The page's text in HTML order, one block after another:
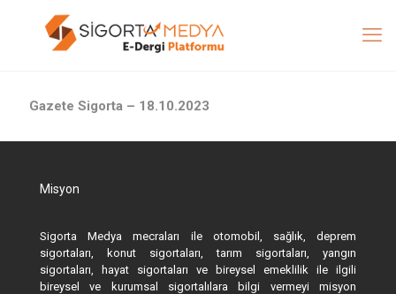
Gazete Sigorta – 18.10.2023
Misyon
Sigorta Medya mecraları ile otomobil, sağlık, deprem
sigortaları, konut sigortaları, tarım sigortaları, yangın
sigortaları, hayat sigortaları ve bireysel emeklilik ile ilgili
bireysel ve kurumsal sigortalılara bilgi vermeyi misyon